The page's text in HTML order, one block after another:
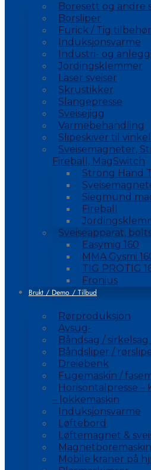
Boresett og andre
Borsliper
Furick / Tig tilbehør
Induksjonsvarme
Industri- og
Jordingsklemmer
Laser sveiser
Skrustikker
Slangepresse
Sveisejigg
Varmebehandling
Slipeskiver til
Sveisemagneter,
Fireball, MagSwitch
Strong Hand
Siegmund
Fireball
Sveiseapparat,
Easymig 160
MMA Gysmi
TIG PROTIG
Fronius
Brukt / Demo / Tilbud
Rørproduksjon
Avsug-
Båndsag /
Båndsliper /
Dreiebenk
Fugemaskin /
Horisontalpresse –
– lokkemaskin
Induksjonsvarme
Løftebord
Løftemagnet &
Magnetboremaskin
Mobile kraner på